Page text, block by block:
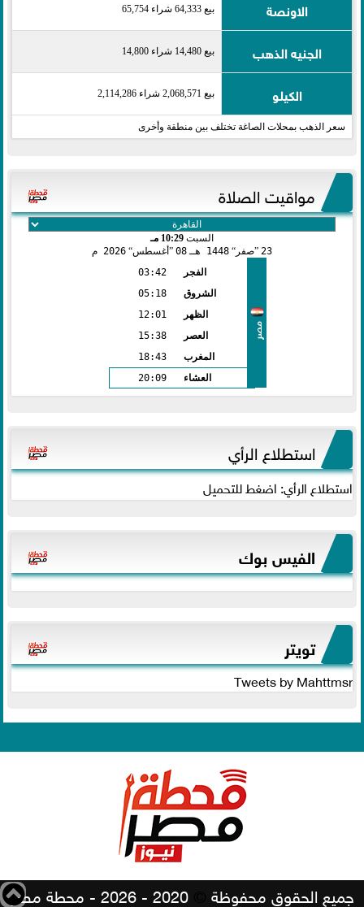
الاونصة بيع 64,333 شراء 65,754
الجنيه الذهب بيع 14,480 شراء 14,800
الكيلو بيع 2,068,571 شراء 2,114,286
سعر الذهب بمحلات الصاغة تختلف بين منطقة وأخرى
مواقيت الصلاة
السبت 10:29 مـ
23 صفر 1448 هـ 08 أغسطس 2026 م
مصر
الفجر
03:42
الشروق
05:18
الظهر
12:01
العصر
15:38
المغرب
18:43
العشاء
20:09
استطلاع الرأي
استطلاع الرأي: اضغط للتحميل
الفيس بوك
تويتر
Tweets by Mahttmsr
جميع الحقوق محفوظة 2020 - 2026 - محطة مصر